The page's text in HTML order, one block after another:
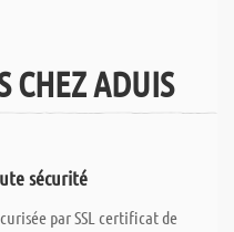
CHEZ ADUIS
sécurité
par SSL certificat de